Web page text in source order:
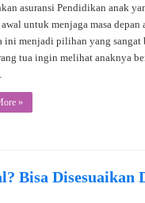
asuransi Pendidikan anak
untuk menjaga masa depan
ini menjadi pilihan yang sangat
tua ingin melihat anaknya
»
Bisa Disesuaikan